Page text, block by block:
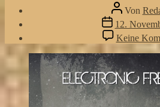
Beitragsautor
Von
12.
Keine